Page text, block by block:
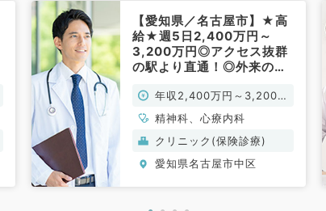
血液内科、外科系全般、一般外
科、消化器外科、美容皮膚科、
スポーツ整形外科、脊髄・脊椎
外科、科目不問
【愛知県／名古屋市】★高
給★週5日2,400万円～
3,200万円◎アクセス抜群
の駅より直通！◎外来のみ
クです（精神科／常勤）
年収2,400万円～3,200万
円
精神科、心療内科
クリニック(保険診療)
愛知県名古屋市中区